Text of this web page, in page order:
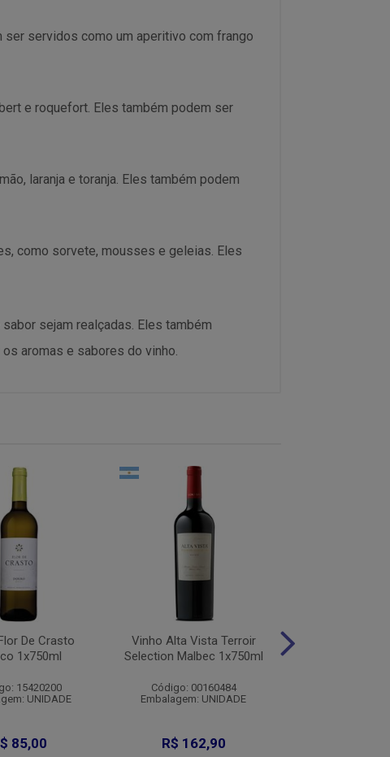
servidos como um aperitivo com frango
e roquefort. Eles também podem ser
laranja e toranja. Eles também podem
como sorvete, mousses e geleias. Eles
sejam realçadas. Eles também
aromas e sabores do vinho.
De Crasto
1x750ml
15420200
UNIDADE
85,00
Vinho Alta Vista Terroir
Selection Malbec 1x750ml
Código: 00160484
Embalagem: UNIDADE
R$ 162,90